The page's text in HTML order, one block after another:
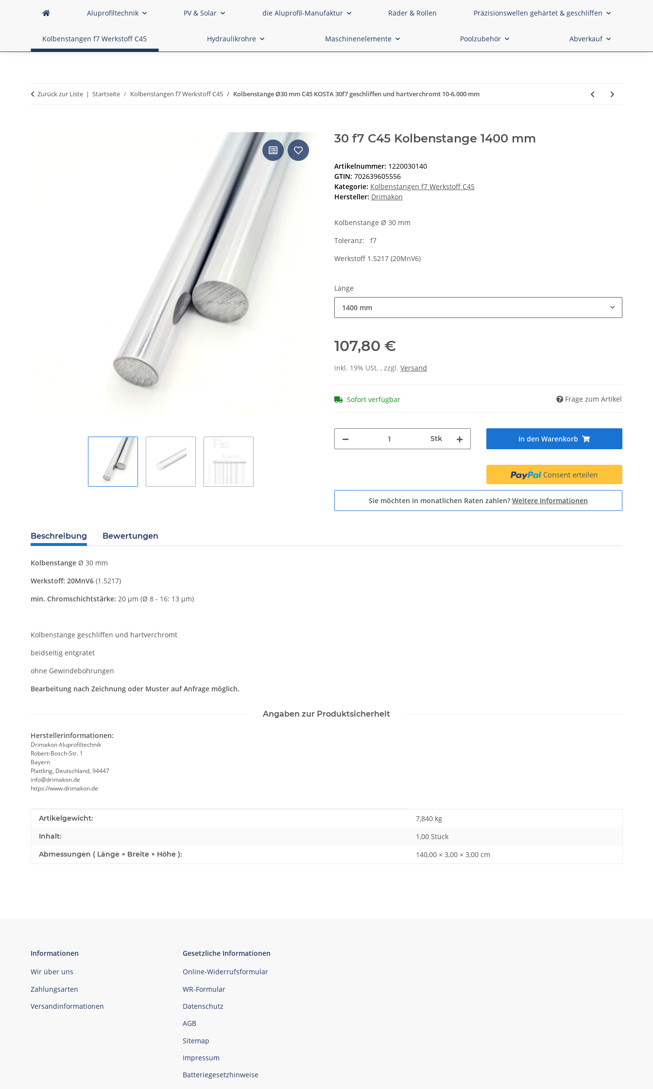
Aluprofiltechnik PV & Solar die Aluprofil-Manufaktur Räder & Rollen Präzisionswellen gehärtet & geschliffen
Kolbenstangen f7 Werkstoff C45 Hydraulikrohre Maschinenelemente Poolzubehör Abverkauf
Zurück zur Liste Startseite Kolbenstangen f7 Werkstoff C45 Kolbenstange Ø30 mm C45 KOSTA 30f7 geschliffen und hartverchromt 10-6.000 mm
30 f7 C45 Kolbenstange 1400 mm
Artikelnummer: 1220030140
GTIN: 702639605556
Kategorie: Kolbenstangen f7 Werkstoff C45
Hersteller: Drimakon
Kolbenstange Ø 30 mm
Toleranz: f7
Werkstoff 1.5217 (20MnV6)
Länge
1400 mm
107,80 €
inkl. 19% USt. , zzgl. Versand
Sofort verfügbar Frage zum Artikel
Stk In den Warenkorb
Consent erteilen
Sie möchten in monatlichen Raten zahlen? Weitere Informationen
Beschreibung Bewertungen
Kolbenstange Ø 30 mm
Werkstoff: 20MnV6 (1.5217)
min. Chromschichtstärke: 20 µm (Ø 8 - 16: 13 µm)
Kolbenstange geschliffen und hartverchromt
beidseitig entgratet
ohne Gewindebohrungen
Bearbeitung nach Zeichnung oder Muster auf Anfrage möglich.
Angaben zur Produktsicherheit
Herstellerinformationen:
Drimakon Aluprofiltechnik
Robert-Bosch-Str. 1
Bayern
Plattling, Deutschland, 94447
info@drimakon.de
https://www.drimakon.de
Produkteigenschaft
Wert
Artikelgewicht: 7,840 kg
Inhalt: 1,00 Stück
Abmessungen ( Länge × Breite × Höhe ): 140,00 × 3,00 × 3,00 cm
Informationen
Wir über uns
Zahlungsarten
Versandinformationen
Gesetzliche Informationen
Online-Widerrufsformular
WR-Formular
Datenschutz
AGB
Sitemap
Impressum
Batteriegesetzhinweise